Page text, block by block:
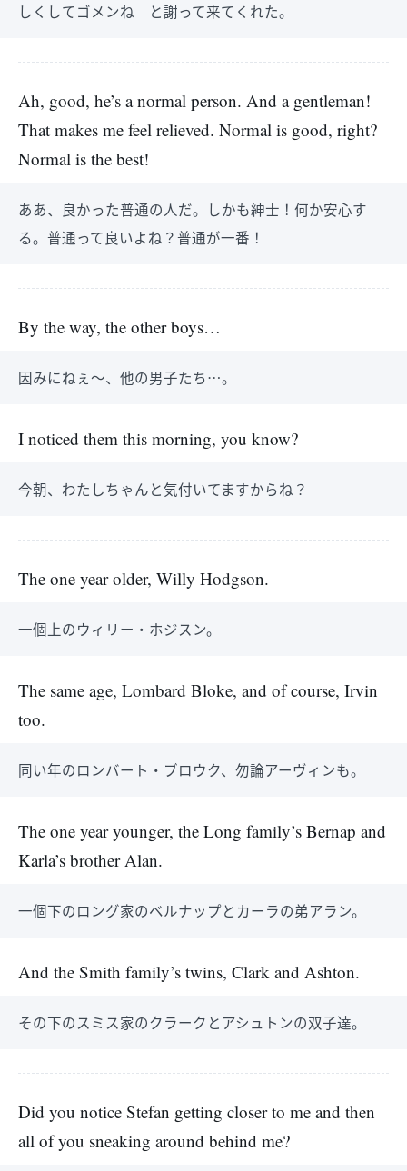
しくしてゴメンね と謝って来てくれた。
Ah, good, he’s a normal person. And a gentleman!
That makes me feel relieved. Normal is good, right?
Normal is the best!
ああ、良かった普通の人だ。しかも紳士！何か安心す
る。普通って良いよね？普通が一番！
By the way, the other boys…
因みにねぇ～、他の男子たち…。
I noticed them this morning, you know?
今朝、わたしちゃんと気付いてますからね？
The one year older, Willy Hodgson.
一個上のウィリー・ホジスン。
The same age, Lombard Bloke, and of course, Irvin
too.
同い年のロンバート・ブロウク、勿論アーヴィンも。
The one year younger, the Long family’s Bernap and
Karla’s brother Alan.
一個下のロング家のベルナップとカーラの弟アラン。
And the Smith family’s twins, Clark and Ashton.
その下のスミス家のクラークとアシュトンの双子達。
Did you notice Stefan getting closer to me and then
all of you sneaking around behind me?